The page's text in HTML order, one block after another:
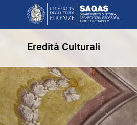
Eredità Culturali